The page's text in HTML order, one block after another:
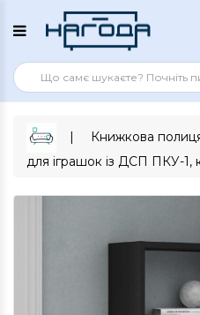
Книжкова
для іграшок із ДСП ПКУ-1,